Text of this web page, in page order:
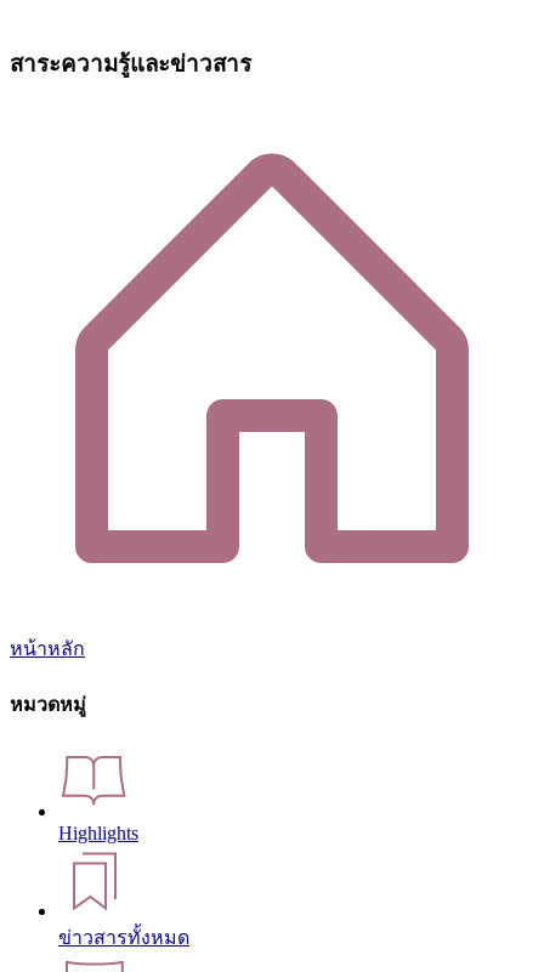
สาระความรู้และข่าวสาร
หน้าหลัก
หมวดหมู่
Highlights
ข่าวสารทั้งหมด